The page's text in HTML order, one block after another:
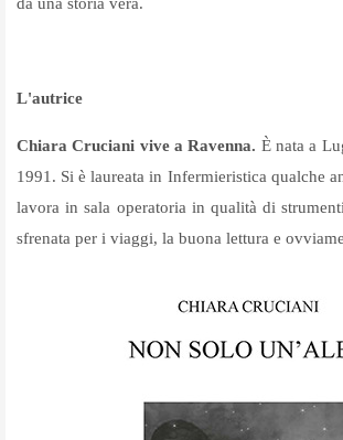
L'autrice
Chiara Cruciani vive a Ravenna. È nata a
1991. Si è laureata in Infermieristica qualche
lavora in sala operatoria in qualità di
sfrenata per i viaggi, la buona lettura e